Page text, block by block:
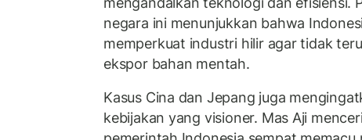
negara ini menunjukkan bahwa
memperkuat industri hilir agar tidak
ekspor bahan mentah.
Kasus Cina dan Jepang juga
kebijakan yang visioner. Mas Aji